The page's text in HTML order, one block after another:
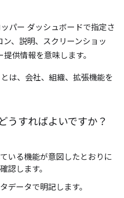
パー ダッシュボードで指定さ
、説明、スクリーンショッ
供情報を意味します。
は、会社、組織、拡張機能を
うすればよいですか？
いる機能が意図したとおりに
認します。
データで明記します。